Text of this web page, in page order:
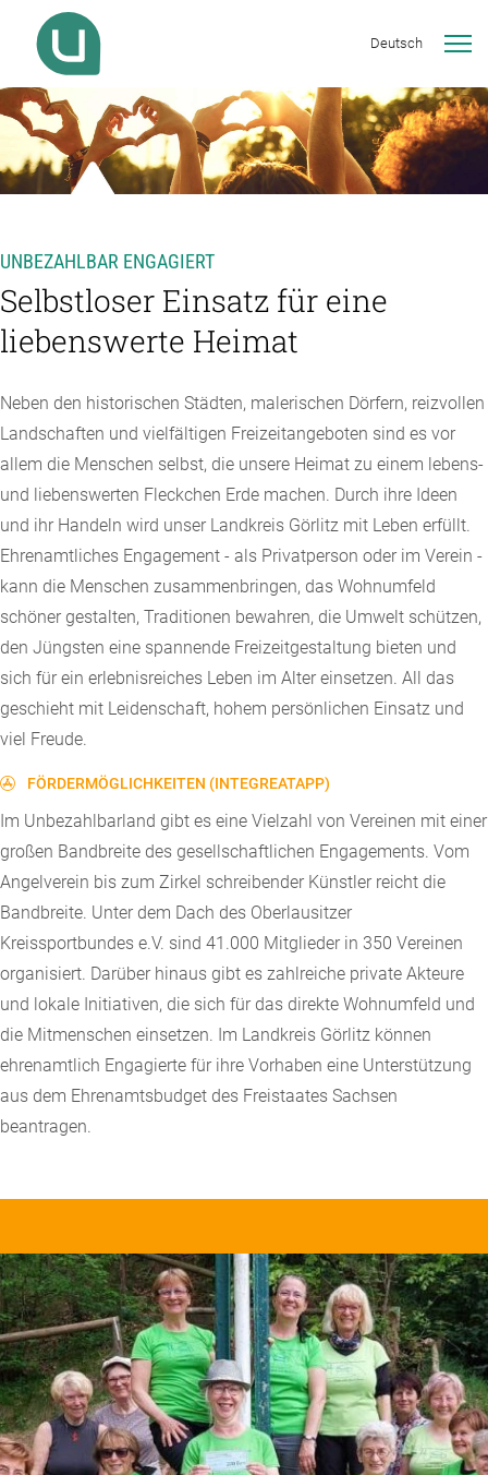
Deutsch
UNBEZAHLBAR ENGAGIERT
Selbstloser Einsatz für eine
liebenswerte Heimat
Neben den historischen Städten, malerischen Dörfern, reizvollen
Landschaften und vielfältigen Freizeitangeboten sind es vor
allem die Menschen selbst, die unsere Heimat zu einem lebens-
und liebenswerten Fleckchen Erde machen. Durch ihre Ideen
und ihr Handeln wird unser Landkreis Görlitz mit Leben erfüllt.
Ehrenamtliches Engagement - als Privatperson oder im Verein -
kann die Menschen zusammenbringen, das Wohnumfeld
schöner gestalten, Traditionen bewahren, die Umwelt schützen,
den Jüngsten eine spannende Freizeitgestaltung bieten und
sich für ein erlebnisreiches Leben im Alter einsetzen. All das
geschieht mit Leidenschaft, hohem persönlichen Einsatz und
viel Freude.
FÖRDERMÖGLICHKEITEN (INTEGREATAPP)
Im Unbezahlbarland gibt es eine Vielzahl von Vereinen mit einer
großen Bandbreite des gesellschaftlichen Engagements. Vom
Angelverein bis zum Zirkel schreibender Künstler reicht die
Bandbreite. Unter dem Dach des Oberlausitzer
Kreissportbundes e.V. sind 41.000 Mitglieder in 350 Vereinen
organisiert. Darüber hinaus gibt es zahlreiche private Akteure
und lokale Initiativen, die sich für das direkte Wohnumfeld und
die Mitmenschen einsetzen. Im Landkreis Görlitz können
ehrenamtlich Engagierte für ihre Vorhaben eine Unterstützung
aus dem Ehrenamtsbudget des Freistaates Sachsen
beantragen.